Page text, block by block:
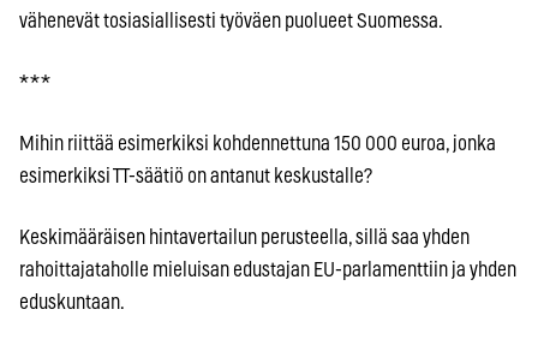
vähenevät tosiasiallisesti työväen puolueet Suomessa.
* * *
Mihin riittää esimerkiksi kohdennettuna 150 000 euroa, jonka
esimerkiksi TT-säätiö on antanut keskustalle?
Keskimääräisen hintavertailun perusteella, sillä saa yhden
rahoittajataholle mieluisan edustajan EU-parlamenttiin ja yhden
eduskuntaan.